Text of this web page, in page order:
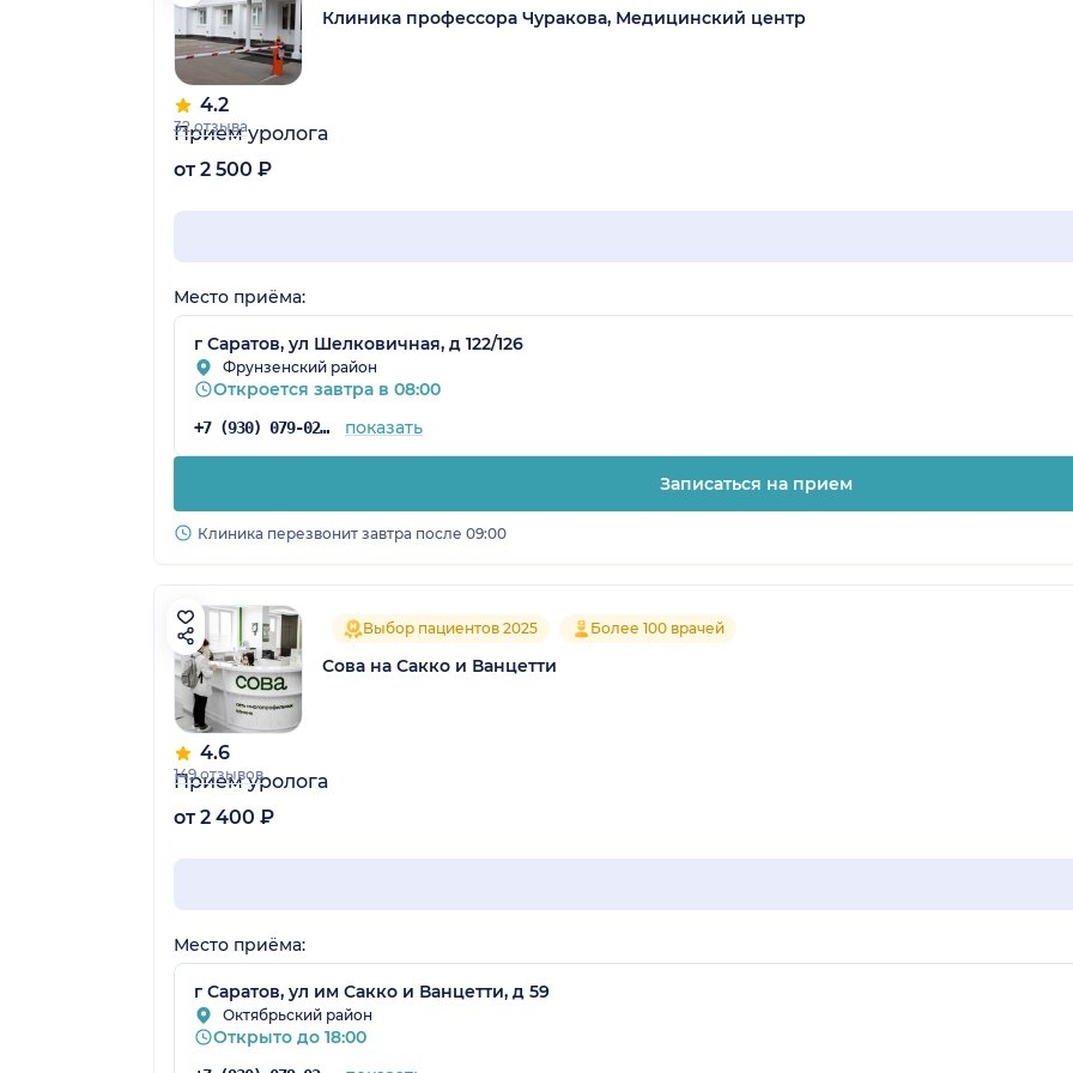
4.2
32 отзыва
Клиника профессора Чуракова, Медицинский центр
Прием уролога
от 2 500 ₽
Место приёма:
г Саратов, ул Шелковичная, д 122/126
Фрунзенский район
Откроется завтра в 08:00
+7 (930) 079-02-84 показать
Записаться на прием
Клиника перезвонит завтра после 09:00
4.6
149 отзывов
Выбор пациентов 2025 Более 100 врачей
Сова на Сакко и Ванцетти
Прием уролога
от 2 400 ₽
Место приёма:
г Саратов, ул им Сакко и Ванцетти, д 59
Октябрьский район
Открыто до 18:00